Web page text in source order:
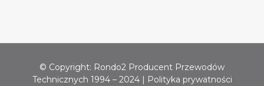
© Copyright: Rondo2 Producent Przewodów
Technicznych 1994 – 2024 | Polityka prywatności